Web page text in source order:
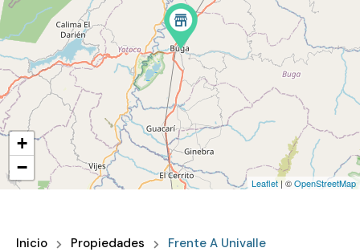
+
−
Leaflet | ©OpenStreetMap
Inicio Propiedades Frente A Univalle